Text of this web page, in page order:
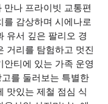
나 프라이빗 교통편
를 감상하며 시에나로
유서 깊은 팔리오 경
거리를 탐험하고 멋진
티에 있는 가족 운영
를 둘러보는 특별한
맛있는 제철 점심 식